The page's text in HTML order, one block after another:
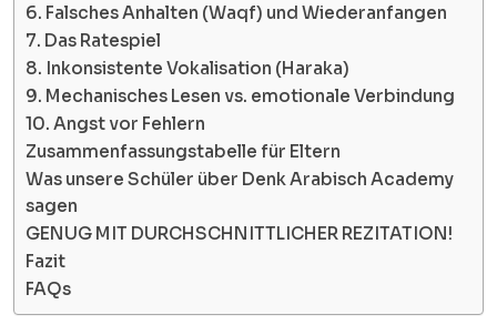
6. Falsches Anhalten (Waqf) und Wiederanfangen
7. Das Ratespiel
8. Inkonsistente Vokalisation (Haraka)
9. Mechanisches Lesen vs. emotionale Verbindung
10. Angst vor Fehlern
Zusammenfassungstabelle für Eltern
Was unsere Schüler über Denk Arabisch Academy
sagen
GENUG MIT DURCHSCHNITTLICHER REZITATION!
Fazit
FAQs